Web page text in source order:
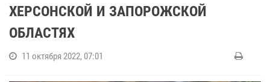
ХЕРСОНСКОЙ И ЗАПОРОЖСКОЙ
ОБЛАСТЯХ
11 октября 2022, 07:01